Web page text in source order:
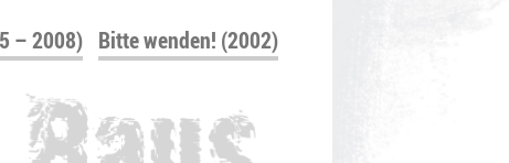
– 2008) Bitte wenden! (2002)